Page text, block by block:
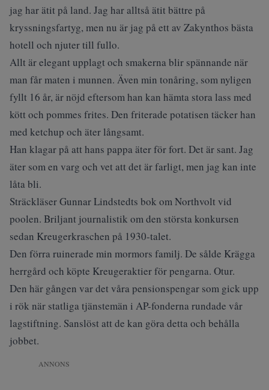
jag har ätit på land. Jag har alltså ätit bättre på
kryssningsfartyg, men nu är jag på ett av Zakynthos bästa
hotell och njuter till fullo.
Allt är elegant upplagt och smakerna blir spännande när
man får maten i munnen. Även min tonåring, som nyligen
fyllt 16 år, är nöjd eftersom han kan hämta stora lass med
kött och pommes frites. Den friterade potatisen täcker han
med ketchup och äter långsamt.
Han klagar på att hans pappa äter för fort. Det är sant. Jag
äter som en varg och vet att det är farligt, men jag kan inte
låta bli.
SträckläserGunnar Lindstedts bok om Northvolt vid
poolen. Briljant journalistik om den största konkursen
sedan Kreugerkraschen på 1930-talet.
Den förra ruinerade min mormors familj. De sålde Krägga
herrgård och köpte Kreugeraktier för pengarna. Otur.
Den här gången var det våra pensionspengar som gick upp
i rök när statliga tjänstemän i AP-fonderna rundade vår
lagstiftning. Sanslöst att de kan göra detta och behålla
jobbet.
ANNONS